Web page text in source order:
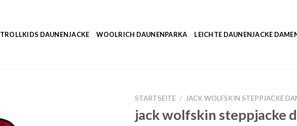
TROLLKIDS DAUNENJACKE WOOLRICH DAUNENPARKA LEICHTE DAUNENJACKE
STARTSEITE / JACK WOLFSKIN STEPPJACKE
jack wolfskin steppjacke